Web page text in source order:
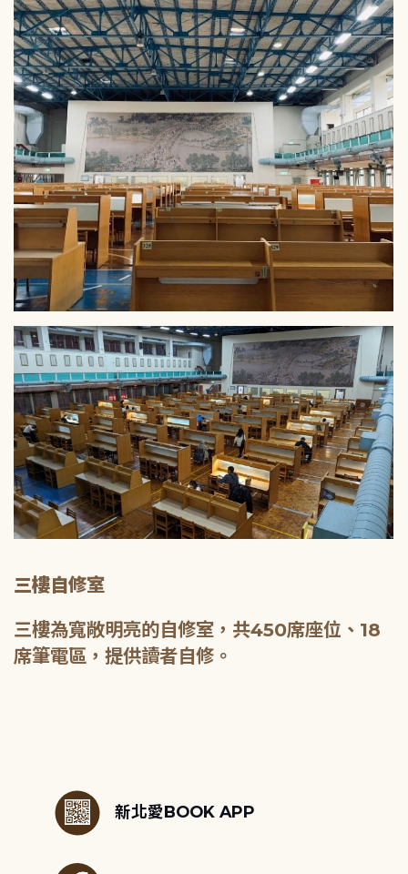
三樓自修室
三樓為寬敞明亮的自修室，共450席座位、18
席筆電區，提供讀者自修。
新北愛BOOK APP